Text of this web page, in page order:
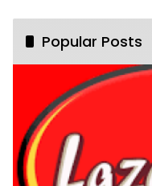
Popular Posts